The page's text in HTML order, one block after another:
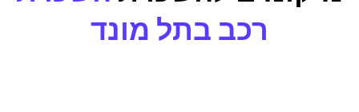
רכב בתל מונד